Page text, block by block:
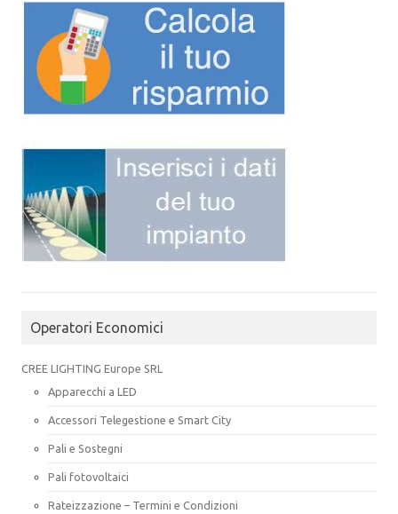
Operatori Economici
CREE LIGHTING Europe SRL
Apparecchi a LED
Accessori Telegestione e Smart City
Pali e Sostegni
Pali fotovoltaici
Rateizzazione – Termini e Condizioni